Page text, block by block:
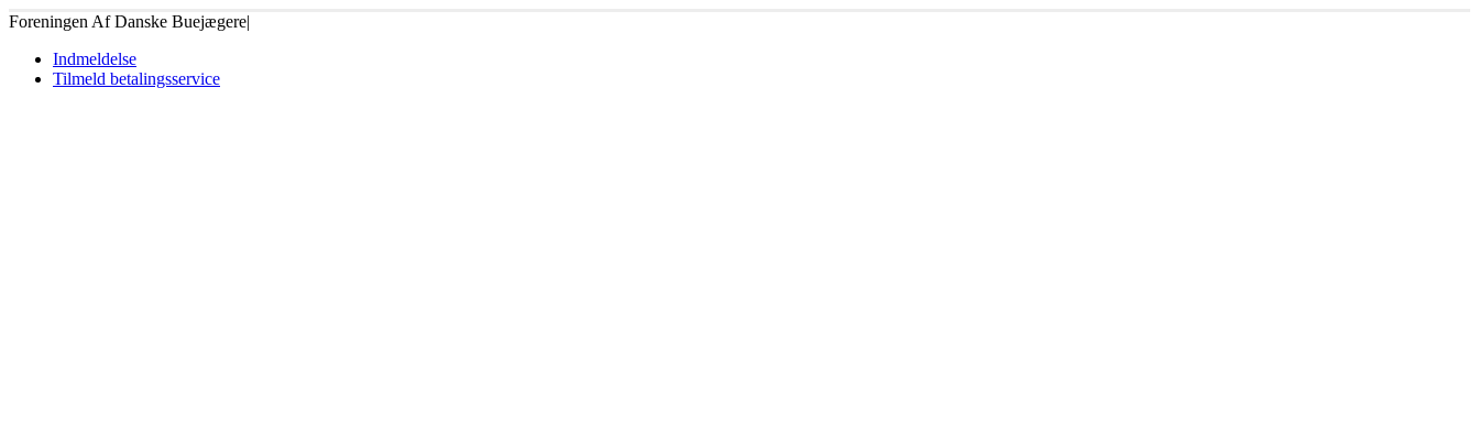
Foreningen Af Danske Buejægere|
Indmeldelse
Tilmeld betalingsservice